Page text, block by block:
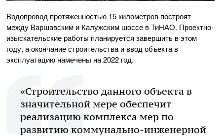
Водопровод протяженностью 15 километров построят
между Варшавским и Калужским шоссе в ТиНАО. Проектно-
изыскательские работы планируется завершить в этом
году, а окончание строительства и ввод объекта в
эксплуатацию намечены на 2022 год.
«Строительство данного объекта в
значительной мере обеспечит
реализацию комплекса мер по
развитию коммунально-инженерной